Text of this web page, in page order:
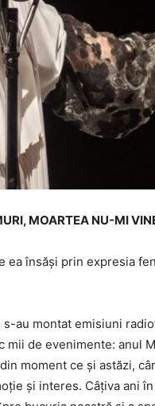
MOARTEA NU-MI
ea însăși prin expresia
au montat emisiuni
de evenimente: anul
moment ce şi astăzi,
şi interes. Câţiva ani